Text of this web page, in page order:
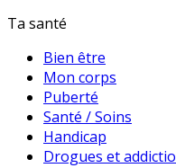
Ta santé
Bien être
Mon corps
Puberté
Santé / Soins
Handicap
Drogues et